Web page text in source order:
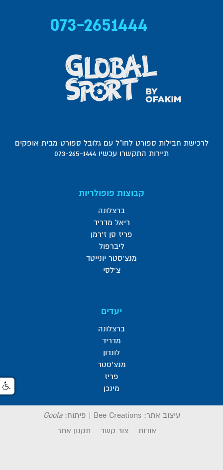
073-2651444
לרכישת חבילות ספורט לחו"ל עם גלובל ספורט מבית אופקים
תיירות התקשרו עכשיו 073-265-1444
קבוצות פופולריות
ברצלונה
ריאל מדריד
פריז סן ז'רמן
ליברפול
מנצ'סטר יונייטד
צ'לסי
יעדים
ברצלונה
מדריד
לונדון
מנצ'סטר
פריז
מינכן
עיצוב אתר: Bee Creations
| פיתוח:Goola
אודות
צור קשר תקנון אתר